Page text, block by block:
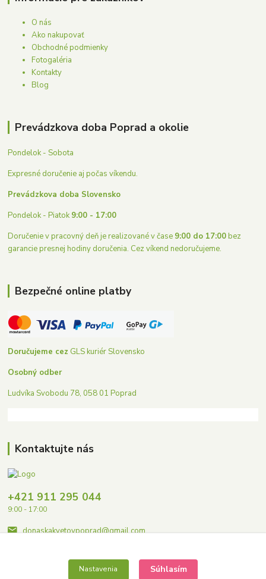
O nás
Ako nakupovať
Obchodné podmienky
Fotogaléria
Kontakty
Blog
Prevádzkova doba Poprad a okolie
Pondelok - Sobota
Expresné doručenie aj počas víkendu.
Prevádzkova doba Slovensko
Pondelok - Piatok9:00 - 17:00
Doručenie v pracovný deň je realizované v čase 9:00 do 17:00bez
garancie presnej hodiny doručenia. Cez víkend nedoručujeme.
Bezpečné online platby
Doručujeme cez GLS kuriér Slovensko
Osobný odber
Ludvíka Svobodu 78, 058 01 Poprad
Kontaktujte nás
+421 911 295 044
9:00 - 17:00
donaskakvetovpoprad@gmail.com
Nastavenia Súhlasím